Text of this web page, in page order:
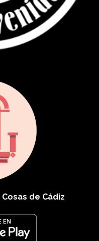
Cosas de Cádiz